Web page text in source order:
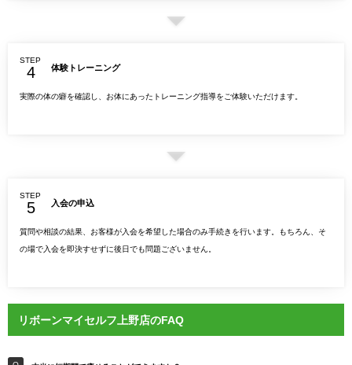
STEP
体験トレーニング
実際の体の癖を確認し、お体にあったトレーニング指導をご体験いただけます。
STEP
入会の申込
質問や相談の結果、お客様が入会を希望した場合のみ手続きを行います。もちろん、そ
の場で入会を即決すせずに後日でも問題ございません。
リボーンマイセルフ上野店のFAQ